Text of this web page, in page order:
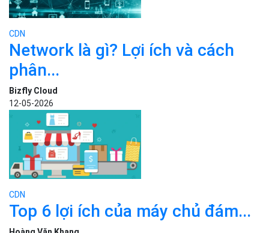
CDN
Network là gì? Lợi ích và cách
phân...
Bizfly Cloud
12-05-2026
CDN
Top 6 lợi ích của máy chủ đám...